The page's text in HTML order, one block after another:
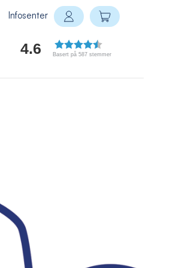
4.6 Basert på 587 stemmer
Infosenter
Logg inn
Min handlekurv